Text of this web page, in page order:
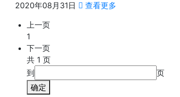
2020年08月31日
查看更多
上一页
1
下一页
共 1 页
到
页
确定